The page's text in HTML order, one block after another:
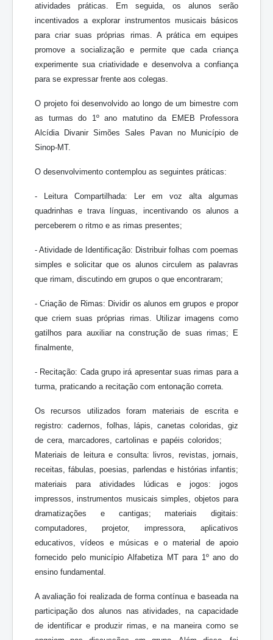
atividades práticas. Em seguida, os alunos serão
incentivados a explorar instrumentos musicais básicos
para criar suas próprias rimas. A prática em equipes
promove a socialização e permite que cada criança
experimente sua criatividade e desenvolva a confiança
para se expressar frente aos colegas.
O projeto foi desenvolvido ao longo de um bimestre com
as turmas do 1º ano matutino da EMEB Professora
Alcídia Divanir Simões Sales Pavan no Município de
Sinop-MT.
O desenvolvimento contemplou as seguintes práticas:
- Leitura Compartilhada: Ler em voz alta algumas
quadrinhas e trava línguas, incentivando os alunos a
perceberem o ritmo e as rimas presentes;
- Atividade de Identificação: Distribuir folhas com poemas
simples e solicitar que os alunos circulem as palavras
que rimam, discutindo em grupos o que encontraram;
- Criação de Rimas: Dividir os alunos em grupos e propor
que criem suas próprias rimas. Utilizar imagens como
gatilhos para auxiliar na construção de suas rimas; E
finalmente,
- Recitação: Cada grupo irá apresentar suas rimas para a
turma, praticando a recitação com entonação correta.
Os recursos utilizados foram materiais de escrita e
registro: cadernos, folhas, lápis, canetas coloridas, giz
de cera, marcadores, cartolinas e papéis coloridos;
Materiais de leitura e consulta: livros, revistas, jornais,
receitas, fábulas, poesias, parlendas e histórias infantis;
materiais para atividades lúdicas e jogos: jogos
impressos, instrumentos musicais simples, objetos para
dramatizações e cantigas; materiais digitais:
computadores, projetor, impressora, aplicativos
educativos, vídeos e músicas e o material de apoio
fornecido pelo município Alfabetiza MT para 1º ano do
ensino fundamental.
A avaliação foi realizada de forma contínua e baseada na
participação dos alunos nas atividades, na capacidade
de identificar e produzir rimas, e na maneira como se